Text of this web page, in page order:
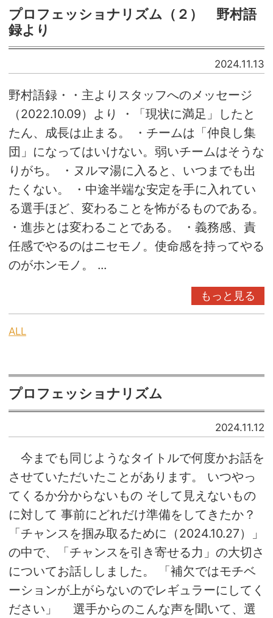
プロフェッショナリズム（２） 野村語
録より
2024.11.13
野村語録・・主よりスタッフへのメッセージ
（2022.10.09）より ・「現状に満足」したと
たん、成長は止まる。 ・チームは「仲良し集
団」になってはいけない。弱いチームはそうな
りがち。 ・ヌルマ湯に入ると、いつまでも出
たくない。 ・中途半端な安定を手に入れてい
る選手ほど、変わることを怖がるものである。
・進歩とは変わることである。 ・義務感、責
任感でやるのはニセモノ。使命感を持ってやる
のがホンモノ。 ...
もっと見る
ALL
プロフェッショナリズム
2024.11.12
今までも同じようなタイトルで何度かお話を
させていただいたことがあります。 いつやっ
てくるか分からないもの そして見えないもの
に対して 事前にどれだけ準備をしてきたか？
「チャンスを掴み取るために（2024.10.27）」
の中で、「チャンスを引き寄せる力」の大切さ
についてお話ししました。 「補欠ではモチベ
ーションが上がらないのでレギュラーにしてく
ださい」 選手からのこんな声を聞いて、選